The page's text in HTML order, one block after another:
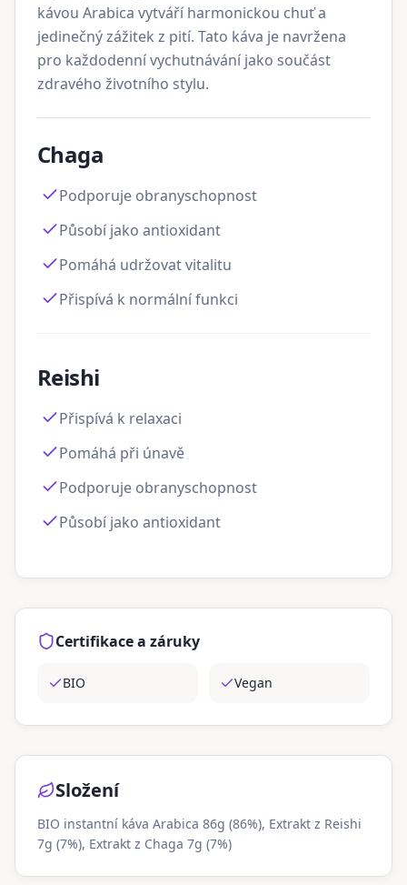
kávou Arabica vytváří harmonickou chuť a
jedinečný zážitek z pití. Tato káva je navržena
pro každodenní vychutnávání jako součást
zdravého životního stylu.
Chaga
Podporuje obranyschopnost
Působí jako antioxidant
Pomáhá udržovat vitalitu
Přispívá k normální funkci
Reishi
Přispívá k relaxaci
Pomáhá při únavě
Podporuje obranyschopnost
Působí jako antioxidant
Certifikace a záruky
BIO Vegan
Složení
BIO instantní káva Arabica 86g (86%), Extrakt z Reishi
7g (7%), Extrakt z Chaga 7g (7%)